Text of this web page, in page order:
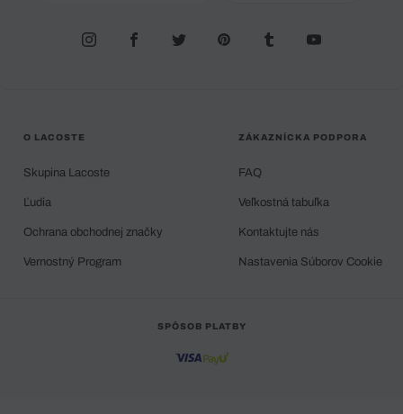
O LACOSTE
Skupina Lacoste
Ľudia
Ochrana obchodnej značky
Vernostný Program
ZÁKAZNÍCKA PODPORA
FAQ
Veľkostná tabuľka
Kontaktujte nás
Nastavenia Súborov Cookie
SPÔSOB PLATBY